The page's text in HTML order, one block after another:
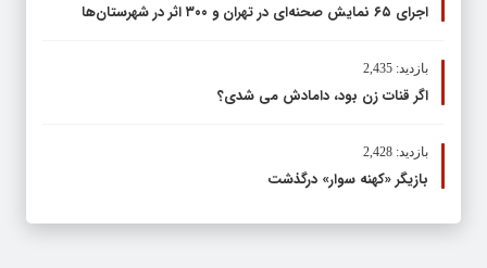
اجرای ۶۵ نمایش صحنه‌ای در تهران و ۳۰۰ اثر در شهرستان‌ها
بازدید: 2,435
اگر قنات زن بود، دامادش می شدی؟
بازدید: 2,428
بازیگر «کهنه سوار» درگذشت